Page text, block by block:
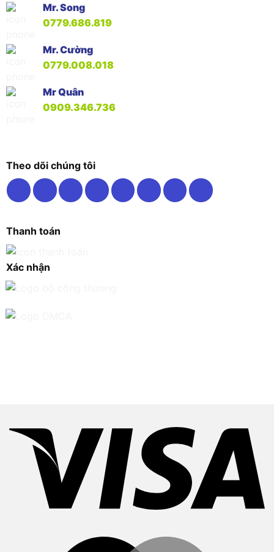
Mr. Song
0779.686.819
Mr. Cường
0779.008.018
Mr Quân
0909.346.736
Theo dõi chúng tôi
Thanh toán
Xác nhận